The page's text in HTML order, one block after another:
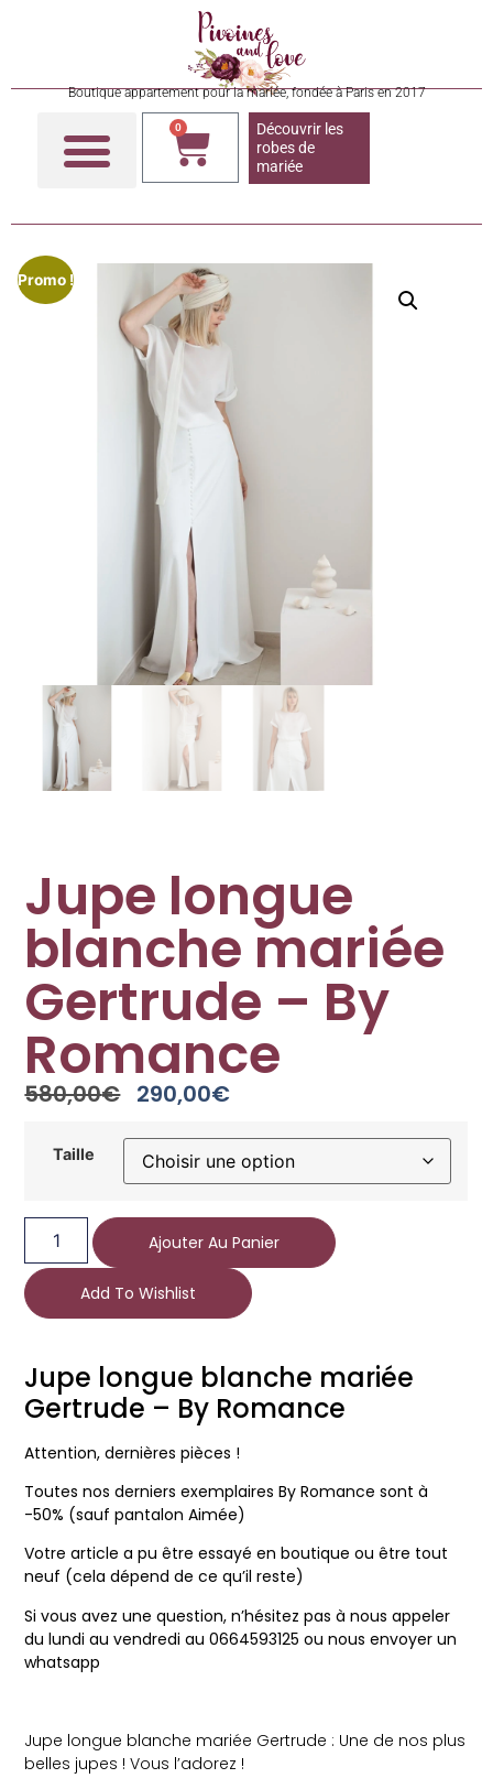
Boutique appartement pour la mariée, fondée à Paris en 2017
0
Découvrir les
robes de
mariée
Promo !
Jupe longue
blanche mariée
Gertrude – By
Romance
580,00€ 290,00€
Taille
Ajouter Au Panier
Add To Wishlist
Jupe longue blanche mariée
Gertrude – By Romance
Attention, dernières pièces !
Toutes nos derniers exemplaires By Romance sont à
-50% (sauf pantalon Aimée)
Votre article a pu être essayé en boutique ou être tout
neuf (cela dépend de ce qu’il reste)
Si vous avez une question, n’hésitez pas à nous appeler
du lundi au vendredi au 0664593125 ou nous envoyer un
whatsapp
Jupe longue blanche mariée Gertrude : Une de nos plus
belles jupes ! Vous l’adorez !